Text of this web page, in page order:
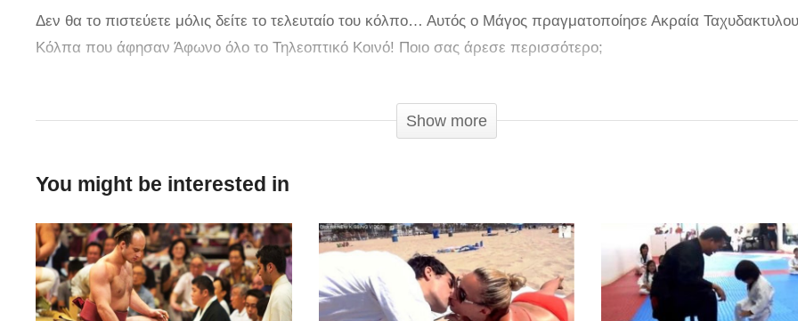
Δεν θα το πιστεύετε μόλις δείτε το τελευταίο του κόλπο… Αυτός ο Μάγος πραγματοποίησε Ακραία
Κόλπα που άφησαν Άφωνο όλο το Τηλεοπτικό Κοινό! Ποιο σας άρεσε περισσότερο;
Show more
You might be interested in